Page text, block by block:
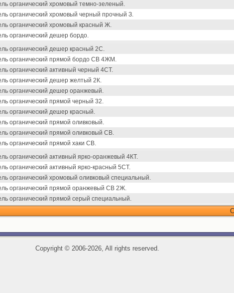
органический хромовый темно-зеленый.
органический хромовый черный прочный З.
органический хромовый красный Ж.
органический дешер бордо.
органический дешер красный 2С.
органический прямой бордо СВ 4ЖМ.
органический активный черный 4СТ.
органический дешер желтый 2К.
органический дешер оранжевый.
органический прямой черный 32.
органический дешер красный.
органический прямой оливковый.
органический прямой оливковый СВ.
органический прямой хаки СВ.
органический активный ярко-оранжевый 4КТ.
органический активный ярко-красный 5СТ.
органический хромовый оливковый специальный.
органический прямой оранжевый СВ 2Ж.
органический прямой серый специальный.
Copyright ©2006-2026, All rights reserved.